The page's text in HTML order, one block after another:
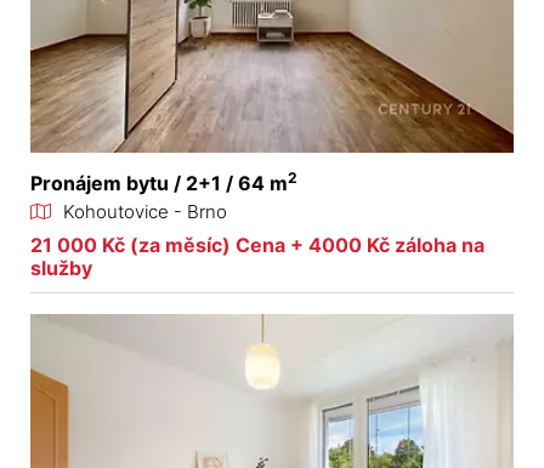
Pronájem bytu / 2+1 / 64 m2
Kohoutovice - Brno
21 000 Kč (za měsíc) Cena + 4000 Kč záloha na
služby